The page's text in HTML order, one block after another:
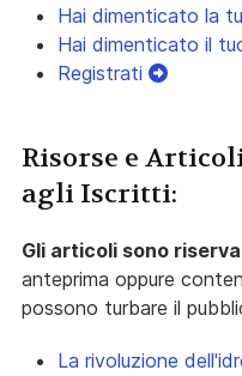
Hai dimenticato la
Hai dimenticato il
Registrati
Risorse e
agli Iscritti:
Gli articoli sono
anteprima oppure
possono turbare il
La rivoluzione